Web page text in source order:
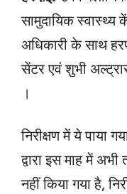
सामुदायिक स्वास्थ्य
अधिकारी के साथ
सेंटर एवं शुभी
।
निरीक्षण में ये पाया
द्वारा इस माह में
नहीं किया गया है,